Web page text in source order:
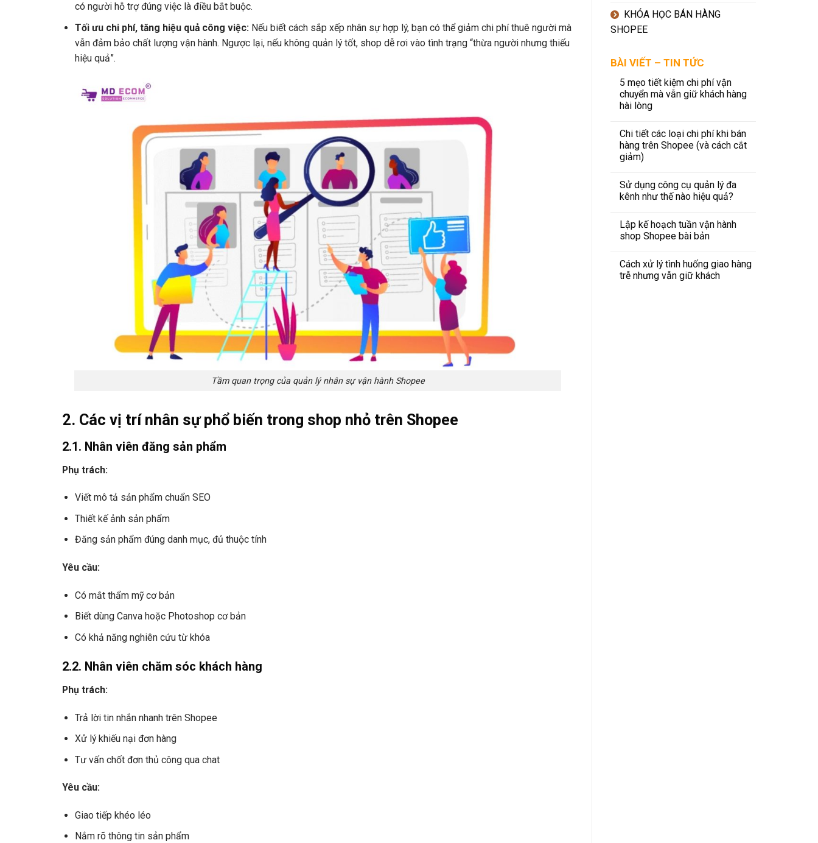
có người hỗ trợ đúng việc là điều bắt buộc.
Tối ưu chi phí, tăng hiệu quả công việc: Nếu biết cách sắp xếp nhân sự hợp lý, bạn có thể giảm chi phí thuê người mà
vẫn đảm bảo chất lượng vận hành. Ngược lại, nếu không quản lý tốt, shop dễ rơi vào tình trạng “thừa người nhưng thiếu
hiệu quả”.
Tầm quan trọng của quản lý nhân sự vận hành Shopee
2. Các vị trí nhân sự phổ biến trong shop nhỏ trên Shopee
2.1. Nhân viên đăng sản phẩm
Phụ trách:
Viết mô tả sản phẩm chuẩn SEO
Thiết kế ảnh sản phẩm
Đăng sản phẩm đúng danh mục, đủ thuộc tính
Yêu cầu:
Có mắt thẩm mỹ cơ bản
Biết dùng Canva hoặc Photoshop cơ bản
Có khả năng nghiên cứu từ khóa
2.2. Nhân viên chăm sóc khách hàng
Phụ trách:
Trả lời tin nhắn nhanh trên Shopee
Xử lý khiếu nại đơn hàng
Tư vấn chốt đơn thủ công qua chat
Yêu cầu:
Giao tiếp khéo léo
Nắm rõ thông tin sản phẩm
KHÓA HỌC BÁN HÀNG
SHOPEE
BÀI VIẾT – TIN TỨC
5 mẹo tiết kiệm chi phí vận
chuyển mà vẫn giữ khách hàng
hài lòng
Chi tiết các loại chi phí khi bán
hàng trên Shopee (và cách cắt
giảm)
Sử dụng công cụ quản lý đa
kênh như thế nào hiệu quả?
Lập kế hoạch tuần vận hành
shop Shopee bài bản
Cách xử lý tình huống giao hàng
trễ nhưng vẫn giữ khách